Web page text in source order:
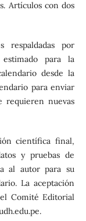
Artículos con dos
respaldadas por
estimado para la
desde la
para enviar
requieren nuevas
científica final,
y pruebas de
al autor para su
La aceptación
Comité Editorial